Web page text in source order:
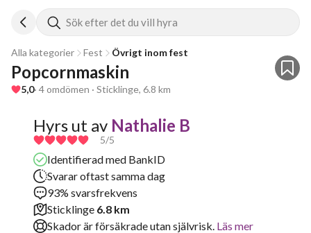
Sök efter det du vill hyra
Alla kategorier Fest Övrigt inom fest
Popcornmaskin
5,0· 4 omdömen · Sticklinge, 6.8 km
Hyrs ut av Nathalie B
5/5
Identifierad med BankID
Svarar oftast samma dag
93% svarsfrekvens
Sticklinge 6.8 km
Skador är försäkrade utan självrisk. Läs mer